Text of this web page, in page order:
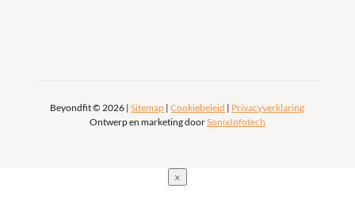
Beyondfit © 2026 |Sitemap |Cookiebeleid | Privacyverklaring
Ontwerp en marketing doorSonixInfotech
×